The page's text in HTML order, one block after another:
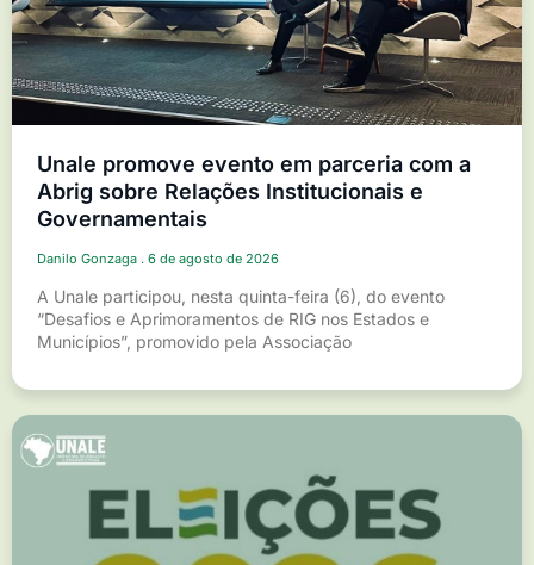
Unale promove evento em parceria com a
Abrig sobre Relações Institucionais e
Governamentais
Danilo Gonzaga 6 de agosto de 2026
A Unale participou, nesta quinta-feira (6), do evento
“Desafios e Aprimoramentos de RIG nos Estados e
Municípios”, promovido pela Associação